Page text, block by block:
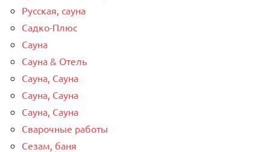
Русская, сауна
Садко-Плюс
Сауна
Сауна & Отель
Сауна, Сауна
Сауна, Сауна
Сауна, Сауна
Сварочные работы
Сезам, баня